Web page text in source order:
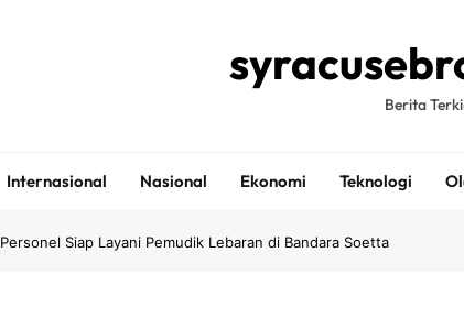
Berita
Internasional Nasional Ekonomi Teknologi
Personel Siap Layani Pemudik Lebaran di Bandara Soetta